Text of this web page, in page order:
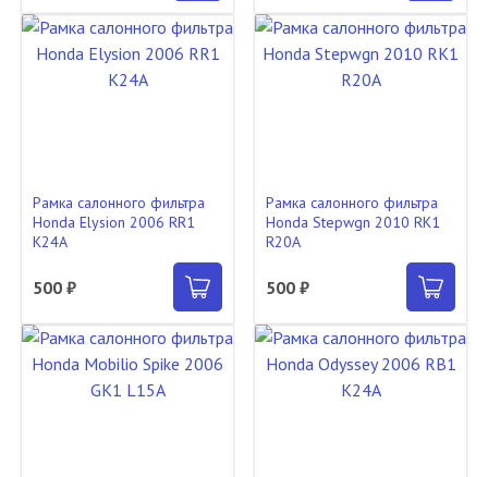
Рамка салонного фильтра
Honda Elysion 2006 RR1
K24A
500 ₽
Рамка салонного фильтра
Honda Stepwgn 2010 RK1
R20A
500 ₽